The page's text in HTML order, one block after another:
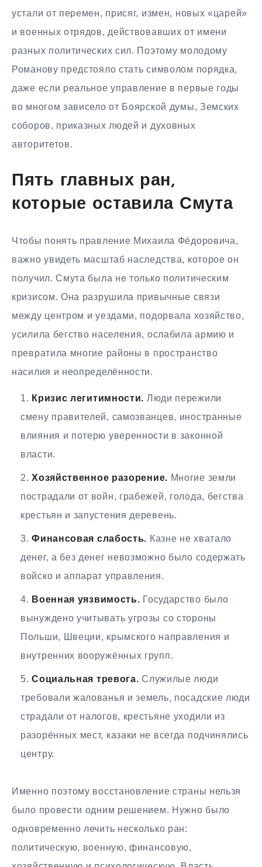
устали от перемен, присяг, измен, новых «царей»
и военных отрядов, действовавших от имени
разных политических сил. Поэтому молодому
Романову предстояло стать символом порядка,
даже если реальное управление в первые годы
во многом зависело от Боярской думы, Земских
соборов, приказных людей и духовных
авторитетов.
Пять главных ран,
которые оставила Смута
Чтобы понять правление Михаила Фёдоровича,
важно увидеть масштаб наследства, которое он
получил. Смута была не только политическим
кризисом. Она разрушила привычные связи
между центром и уездами, подорвала хозяйство,
усилила бегство населения, ослабила армию и
превратила многие районы в пространство
насилия и неопределённости.
Кризис легитимности. Люди пережили
смену правителей, самозванцев, иностранные
влияния и потерю уверенности в законной
власти.
Хозяйственное разорение. Многие земли
пострадали от войн, грабежей, голода, бегства
крестьян и запустения деревень.
Финансовая слабость. Казне не хватало
денег, а без денег невозможно было содержать
войско и аппарат управления.
Военная уязвимость. Государство было
вынуждено учитывать угрозы со стороны
Польши, Швеции, крымского направления и
внутренних вооружённых групп.
Социальная тревога. Служилые люди
требовали жалованья и земель, посадские люди
страдали от налогов, крестьяне уходили из
разорённых мест, казаки не всегда подчинялись
центру.
Именно поэтому восстановление страны нельзя
было провести одним решением. Нужно было
одновременно лечить несколько ран:
политическую, военную, финансовую,